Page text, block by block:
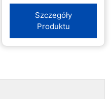
Szczegóły
Produktu